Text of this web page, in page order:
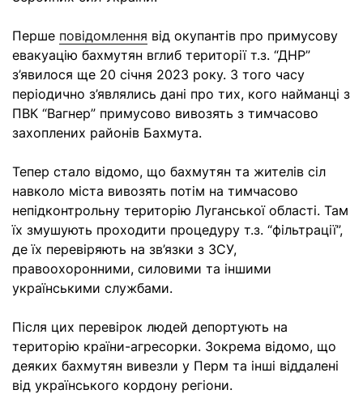
Перше повідомлення від окупантів про примусову
евакуацію бахмутян вглиб території т.з. “ДНР”
з’явилося ще 20 січня 2023 року. З того часу
періодично з’являлись дані про тих, кого найманці з
ПВК “Вагнер” примусово вивозять з тимчасово
захоплених районів Бахмута.
Тепер стало відомо, що бахмутян та жителів сіл
навколо міста вивозять потім на тимчасово
непідконтрольну територію Луганської області. Там
їх змушують проходити процедуру т.з. “фільтрації”,
де їх перевіряють на зв’язки з ЗСУ,
правоохоронними, силовими та іншими
українськими службами.
Після цих перевірок людей депортують на
територію країни-агресорки. Зокрема відомо, що
деяких бахмутян вивезли у Перм та інші віддалені
від українського кордону регіони.